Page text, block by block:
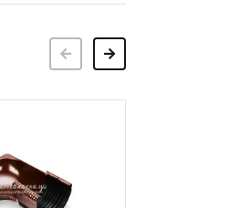
Előző Következő